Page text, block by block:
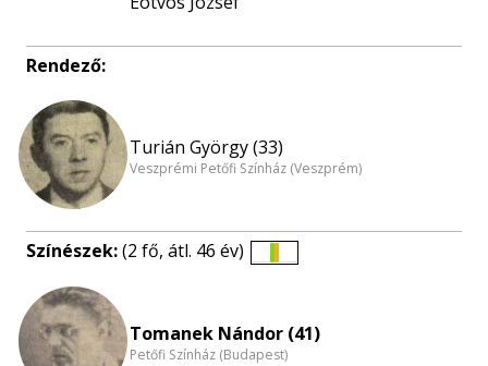
Rendező:
Turián György (33)
Veszprémi Petőfi Színház (Veszprém)
Színészek:(2 fő, átl. 46 év)
nagyítása
Tomanek Nándor (41)
Petőfi Színház (Budapest)